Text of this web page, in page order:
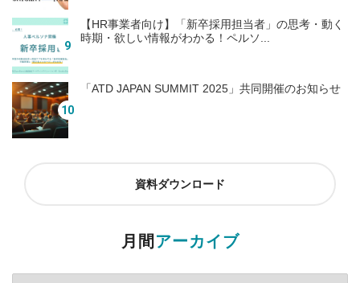
【HR事業者向け】「新卒採用担当者」の思考・動く
時期・欲しい情報がわかる！ペルソ...
「ATD JAPAN SUMMIT 2025」共同開催のお知らせ
資料ダウンロード
月間 アーカイブ